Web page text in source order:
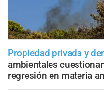
Propiedad privada y
ambientales
regresión en materia